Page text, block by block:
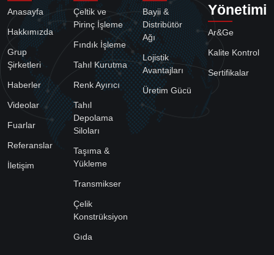
Anasayfa
Hakkımızda
Grup
Şirketleri
Haberler
Videolar
Fuarlar
Referanslar
İletişim
Çeltik ve
Pirinç İşleme
Fındık İşleme
Tahıl Kurutma
Renk Ayırıcı
Tahıl
Depolama
Siloları
Taşıma &
Yükleme
Transmikser
Çelik
Konstrüksiyon
Gıda
Bayii &
Distribütör
Ağı
Lojistik
Avantajları
Üretim Gücü
Yönetimi
Ar&Ge
Kalite Kontrol
Sertifikalar